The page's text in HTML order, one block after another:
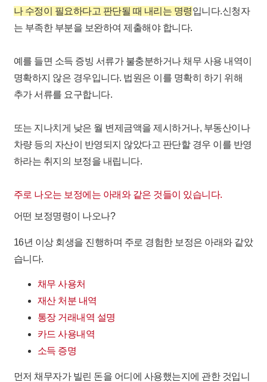
나 수정이 필요하다고 판단될 때 내리는 명령입니다. ​ 신청자
는 부족한 부분을 보완하여 제출해야 합니다. ​
예를 들면 소득 증빙 서류가 불충분하거나 채무 사용 내역이
명확하지 않은 경우입니다. 법원은 이를 명확히 하기 위해
추가 서류를 요구합니다. ​
또는 지나치게 낮은 월 변제금액을 제시하거나, 부동산이나
차량 등의 자산이 반영되지 않았다고 판단할 경우 이를 반영
하라는 취지의 보정을 내립니다. ​
주로 나오는 보정에는 아래와 같은 것들이 있습니다.
어떤 보정명령이 나오나?
16년 이상 회생을 진행하며 주로 경험한 보정은 아래와 같았
습니다.
채무 사용처
재산 처분 내역
통장 거래내역 설명
카드 사용내역
소득 증명
먼저 채무자가 빌린 돈을 어디에 사용했는지에 관한 것입니